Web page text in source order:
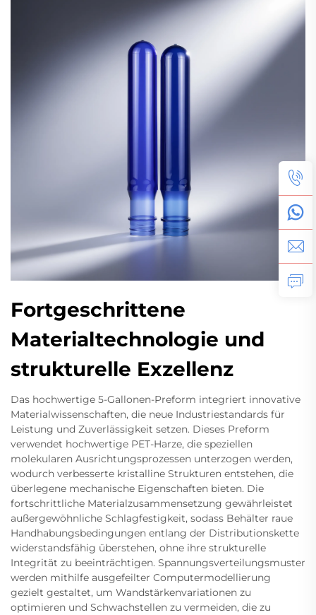
Fortgeschrittene
Materialtechnologie und
strukturelle Exzellenz
Das hochwertige 5-Gallonen-Preform integriert innovative
Materialwissenschaften, die neue Industriestandards für
Leistung und Zuverlässigkeit setzen. Dieses Preform
verwendet hochwertige PET-Harze, die speziellen
molekularen Ausrichtungsprozessen unterzogen werden,
wodurch verbesserte kristalline Strukturen entstehen, die
überlegene mechanische Eigenschaften bieten. Die
fortschrittliche Materialzusammensetzung gewährleistet
außergewöhnliche Schlagfestigkeit, sodass Behälter raue
Handhabungsbedingungen entlang der Distributionskette
widerstandsfähig überstehen, ohne ihre strukturelle
Integrität zu beeinträchtigen. Spannungsverteilungsmuster
werden mithilfe ausgefeilter Computermodellierung
gezielt gestaltet, um Wandstärkenvariationen zu
optimieren und Schwachstellen zu vermeiden, die zu